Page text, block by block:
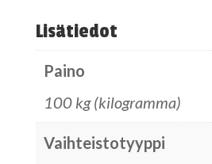
Lisätiedot
Paino
100 kg (kilogramma)
Vaihteistotyyppi